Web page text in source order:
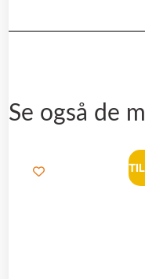
Se også de